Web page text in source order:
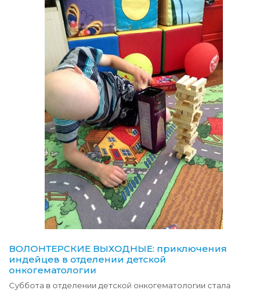
ВОЛОНТЕРСКИЕ ВЫХОДНЫЕ: приключения
индейцев в отделении детской
онкогематологии
Суббота в отделении детской онкогематологии стала